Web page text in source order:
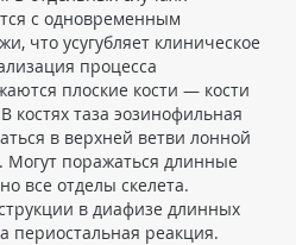
с одновременным
что усугубляет клиническое
процесса
плоские кости — кости
костях таза эозинофильная
в верхней ветви лонной
Могут поражаться длинные
все отделы скелета.
в диафизе длинных
периостальная реакция.